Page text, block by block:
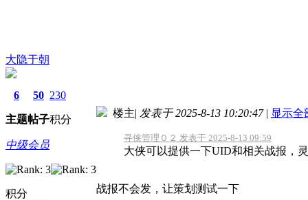
大隐于朝
6
主题
50
帖子
230
积分
中级会员
积分
楼主| 发表于 2025-8-13 10:20:47 | 显示全
寻侠管理０２ 发表于 2025-8-13 09:59
大侠可以提供一下UID和相关战报，
战报不会发，让策划测试一下